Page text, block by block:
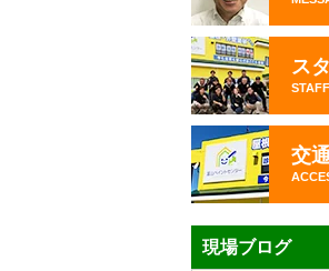
ス
STAFF
交
現場ブログ